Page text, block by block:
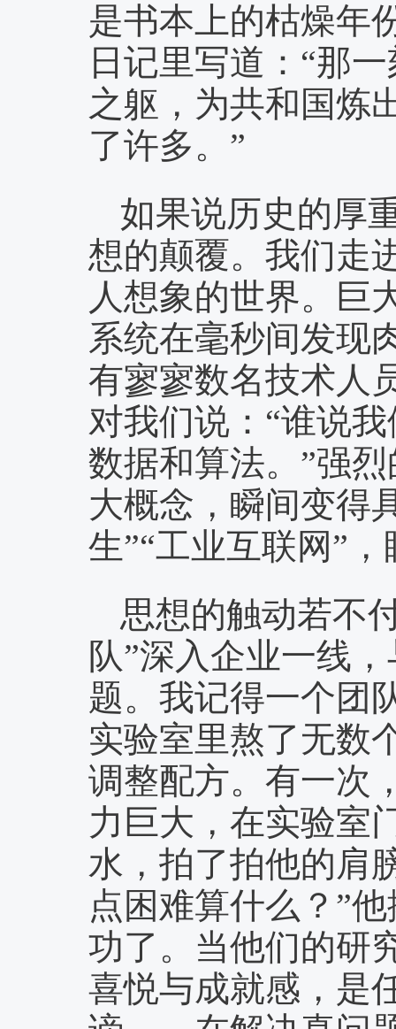
是书本上的枯燥年
日记里写道：“那
之躯，为共和国炼
了许多。”
如果说历史的厚
想的颠覆。我们走
人想象的世界。巨
系统在毫秒间发现
有寥寥数名技术人
对我们说：“谁说我
数据和算法。”强
大概念，瞬间变得
生”“工业互联网”
思想的触动若不
队”深入企业一线
题。我记得一个团
实验室里熬了无数
调整配方。有一次
力巨大，在实验室
水，拍了拍他的肩
点困难算什么？”
功了。当他们的研
喜悦与成就感，是